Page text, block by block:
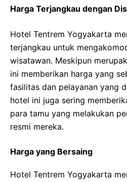
Harga Terjangkau dengan
Hotel Tentrem Yogyakarta
terjangkau untuk
wisatawan. Meskipun
ini memberikan harga yang
fasilitas dan pelayanan yang
hotel ini juga sering
para tamu yang melakukan
resmi mereka.
Harga yang Bersaing
Hotel Tentrem Yogyakarta